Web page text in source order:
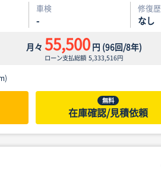
車検
-
修復歴
なし
月々 55,500円 (96回/8年)
ローン支払総額5,333,516円
無料
在庫確認/見積依頼